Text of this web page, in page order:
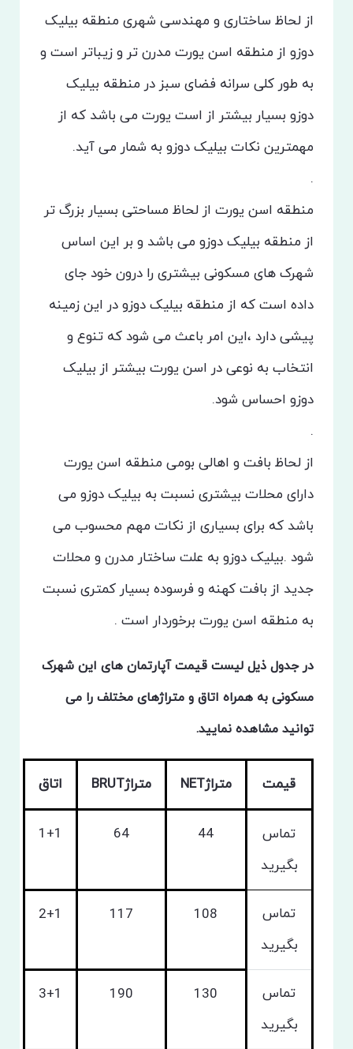
از لحاظ ساختاری و مهندسی شهری منطقه بیلیک
دوزو از منطقه اسن یورت مدرن تر و زیباتر است و
به طور کلی سرانه فضای سبز در منطقه بیلیک
دوزو بسیار بیشتر از است یورت می باشد که از
مهمترین نکات بیلیک دوزو به شمار می آید.
.
منطقه اسن یورت از لحاظ مساحتی بسیار بزرگ تر
از منطقه بیلیک دوزو‌ می باشد و بر این اساس
شهرک های مسکونی بیشتری را درون خود جای
داده است که از منطقه بیلیک دوزو در این زمینه
پیشی دارد ،این امر باعث می شود که تنوع و
انتخاب به نوعی در اسن یورت بیشتر از بیلیک
دوزو احساس شود.
.
از لحاظ بافت و اهالی بومی منطقه اسن یورت
دارای محلات بیشتری نسبت به بیلیک دوزو می
باشد که برای بسیاری از نکات مهم محسوب می
شود .بیلیک دوزو به علت ساختار مدرن و محلات
جدید از بافت کهنه و فرسوده بسیار کمتری نسبت
به منطقه اسن یورت برخوردار است .
در جدول ذیل لیست قیمت آپارتمان های این شهرک
مسکونی به همراه اتاق و متراژهای مختلف را می
توانید مشاهده نمایید.
قیمت متراژNET متراژBRUT اتاق
تماس
بگیرید
44
64
1+1
تماس
بگیرید
108
117
2+1
تماس
بگیرید
130
190
3+1